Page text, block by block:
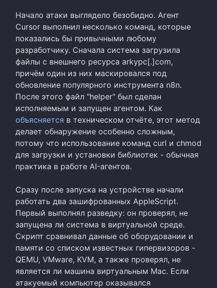
Начало атаки выглядело безобидно. Агент
Cursor выполнил несколько команд, которые
показались бы привычными любому
разработчику. Сначала система загрузила
файлы с внешнего ресурса arkypc[.]com,
причём один из них маскировался под
обновление популярного инструмента n8n.
После этого файл "helper" был сделан
исполняемым и запущен агентом. Как
объясняется в техническом отчёте, этот метод
делает обнаружение особенно сложным,
потому что использование команд curl и chmod
для загрузки и установки библиотек - обычная
практика в работе AI-агентов.
Сразу после запуска на устройстве начали
работать два зашифрованных AppleScript.
Первый выполнял разведку: он проверял, не
запущена ли система в виртуальной среде.
Скрипт сравнивал данные об оборудовании и
памяти со списком известных гипервизоров -
QEMU, VMware, KVM, а также проверял, не
является ли машина виртуальным Mac. Если
атакуемый компьютер оказывался